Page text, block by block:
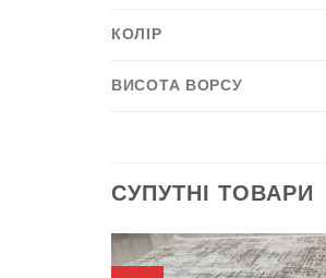
КОЛІР
ВИСОТА ВОРСУ
СУПУТНІ ТОВАРИ